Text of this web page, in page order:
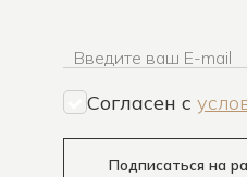
Введите ваш E-mail
Согласен c
Подписаться на